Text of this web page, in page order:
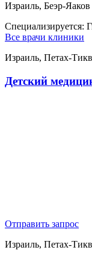
Израиль, Беэр-Яаков
Специализируется:
Все врачи клиники
Израиль, Петах-
Детский
Отправить запрос
Израиль, Петах-